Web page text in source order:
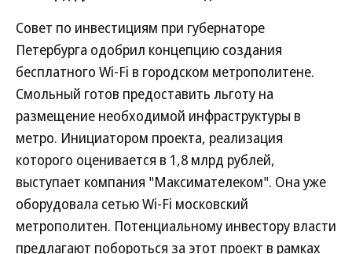
Совет по инвестициям при губернаторе
Петербурга одобрил концепцию создания
бесплатного Wi-Fi в городском метрополитене.
Смольный готов предоставить льготу на
размещение необходимой инфраструктуры в
метро. Инициатором проекта, реализация
которого оценивается в 1,8 млрд рублей,
выступает компания "Максимателеком". Она уже
оборудовала сетью Wi-Fi московский
метрополитен. Потенциальному инвестору власти
предлагают побороться за этот проект в рамках